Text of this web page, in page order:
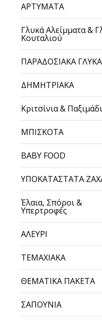
ΑΡΤΥΜΑΤΑ
Γλυκά Αλείμματα &
Κουταλιού
ΠΑΡΑΔΟΣΙΑΚΑ ΓΛΥΚΑ
ΔΗΜΗΤΡΙΑΚΑ
Κριτσίνια &
ΜΠΙΣΚΟΤΑ
BABY FOOD
ΥΠΟΚΑΤΑΣΤΑΤΑ
Έλαια, Σπόροι &
Υπερτροφές
ΑΛΕΥΡΙ
ΤΕΜΑΧΙΑΚΑ
ΘΕΜΑΤΙΚΑ ΠΑΚΕΤΑ
ΣΑΠΟΥΝΙΑ